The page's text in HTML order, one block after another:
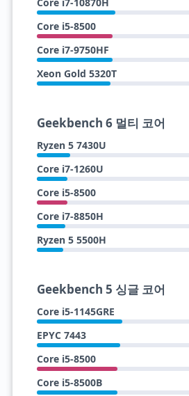
Core i5-8500
Core i7-9750HF
Xeon Gold 5320T
Geekbench 6 멀티 코어
Ryzen 5 7430U
Core i7-1260U
Core i5-8500
Core i7-8850H
Ryzen 5 5500H
Geekbench 5 싱글 코어
Core i5-1145GRE
EPYC 7443
Core i5-8500
Core i5-8500B